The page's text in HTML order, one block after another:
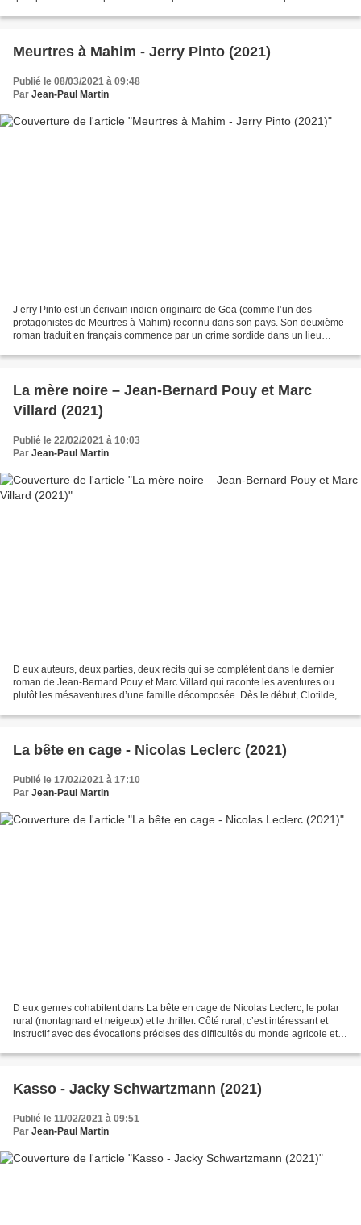
Meurtres à Mahim - Jerry Pinto (2021)
Publié le 08/03/2021 à 09:48
Par Jean-Paul Martin
J erry Pinto est un écrivain indien originaire de Goa (comme l’un des
protagonistes de Meurtres à Mahim) reconnu dans son pays. Son deuxième
roman traduit en français commence par un crime sordide dans un lieu
La mère noire – Jean-Bernard Pouy et Marc
Villard (2021)
Publié le 22/02/2021 à 10:03
Par Jean-Paul Martin
D eux auteurs, deux parties, deux récits qui se complètent dans le dernier
roman de Jean-Bernard Pouy et Marc Villard qui raconte les aventures ou
plutôt les mésaventures d’une famille décomposée. Dès le début, Clotilde,
La bête en cage - Nicolas Leclerc (2021)
Publié le 17/02/2021 à 17:10
Par Jean-Paul Martin
D eux genres cohabitent dans La bête en cage de Nicolas Leclerc, le polar
rural (montagnard et neigeux) et le thriller. Côté rural, c’est intéressant et
instructif avec des évocations précises des difficultés du monde agricole et
Kasso - Jacky Schwartzmann (2021)
Publié le 11/02/2021 à 09:51
Par Jean-Paul Martin